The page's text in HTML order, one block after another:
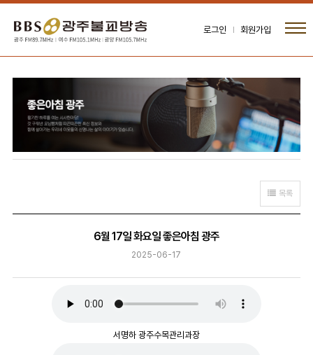
로그인 회원가입
목록
6월 17일 화요일 좋은아침 광주
2025-06-17
서명하 광주수목관리과장